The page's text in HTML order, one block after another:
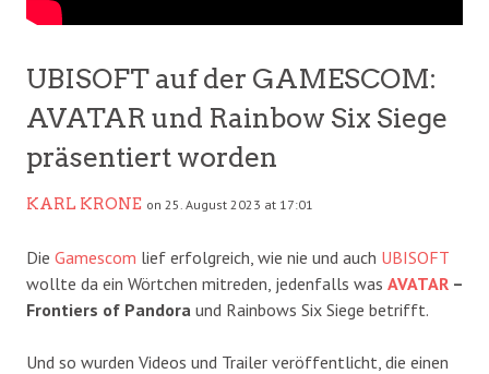
UBISOFT auf der GAMESCOM:
AVATAR und Rainbow Six Siege
präsentiert worden
KARL KRONE on 25. August 2023 at 17:01
Die Gamescom lief erfolgreich, wie nie und auch UBISOFT
wollte da ein Wörtchen mitreden, jedenfalls was AVATAR –
Frontiers of Pandora und Rainbows Six Siege betrifft.
Und so wurden Videos und Trailer veröffentlicht, die einen